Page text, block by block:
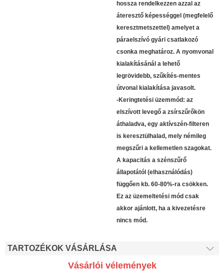
hossza rendelkezzen azzal az
áteresztő képességgel (megfelelő
keresztmetszettel) amelyet a
páraelszívó gyári csatlakozó
csonka meghatároz. A nyomvonal
kialakításánál a lehető
legrövidebb, szűkítés-mentes
útvonal kialakítása javasolt.
-Keringtetési üzemmód: az
elszívott levegő a zsírszűrőkön
áthaladva, egy aktívszén-filteren
is keresztülhalad, mely némileg
megszűri a kellemetlen szagokat.
A kapacitás a szénszűrő
állapotától (elhasználódás)
függően kb. 60-80%-ra csökken.
Ez az üzemeltetési mód csak
akkor ajánlott, ha a kivezetésre
nincs mód.
TARTOZÉKOK VÁSÁRLÁSA
Vásárlói vélemények